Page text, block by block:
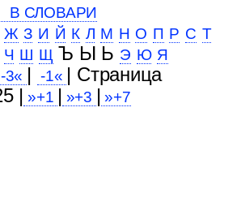
В СЛОВАРИ
Ж З И Й К Л М Н О П Р С Т
Ч Ш Щ Ъ Ы Ь Э Ю Я
-3« | -1« | Cтраница
| »+1 | »+3 | »+7